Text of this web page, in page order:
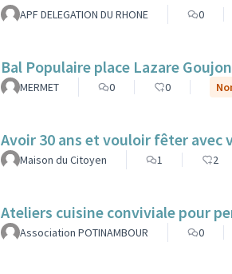
APF DELEGATION DU RHONE 0
Bal Populaire place Lazare Goujon
MERMET 0 0
Avoir 30 ans et vouloir fêter avec
Maison du Citoyen 1 2
Ateliers cuisine conviviale pour
Association POTINAMBOUR 0